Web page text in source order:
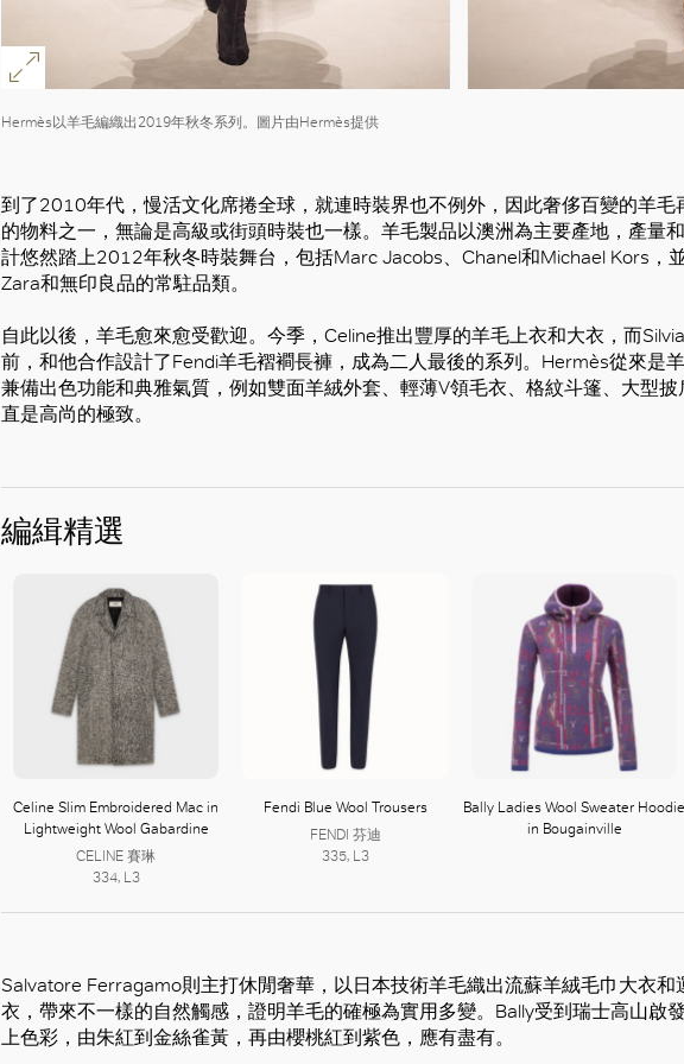
Hermès以羊毛編織出2019年秋冬系列。圖片由Hermès提供
到了2010年代，慢活文化席捲全球，就連時裝界也不例外，因此奢侈百變的羊毛
的物料之一，無論是高級或街頭時裝也一樣。羊毛製品以澳洲為主要產地，產量
計悠然踏上2012年秋冬時裝舞台，包括Marc Jacobs、Chanel和Michael Kors，
Zara和無印良品的常駐品類。
自此以後，羊毛愈來愈受歡迎。今季，Celine推出豐厚的羊毛上衣和大衣，而
前，和他合作設計了Fendi羊毛褶襇長褲，成為二人最後的系列。Hermès從來是
兼備出色功能和典雅氣質，例如雙面羊絨外套、輕薄V領毛衣、格紋斗篷、大型
直是高尚的極致。
編緝精選
Celine Slim Embroidered Mac in
Lightweight Wool Gabardine
CELINE 賽琳
334, L3
Fendi Blue Wool Trousers
FENDI 芬迪
335, L3
Bally Ladies Wool Sweater Hoodie
in Bougainville
Salvatore Ferragamo則主打休閒奢華，以日本技術羊毛織出流蘇羊絨毛巾大衣
衣，帶來不一樣的自然觸感，證明羊毛的確極為實用多變。Bally受到瑞士高山啟
上色彩，由朱紅到金絲雀黃，再由櫻桃紅到紫色，應有盡有。